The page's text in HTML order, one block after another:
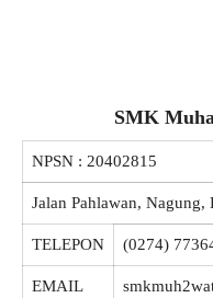
SMK
NPSN : 20402815
Jalan Pahlawan, Nagung,
TELEPON (0274)
EMAIL